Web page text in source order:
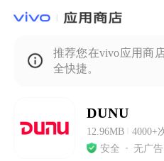
推荐您在vivo应用商
全快捷。
DUNU
12.96MB
4000+
安全
无广告